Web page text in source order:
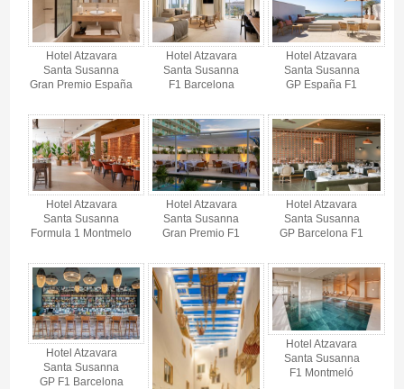
Hotel Atzavara
Santa Susanna
Gran Premio España
Hotel Atzavara
Santa Susanna
F1 Barcelona
Hotel Atzavara
Santa Susanna
GP España F1
Hotel Atzavara
Santa Susanna
Formula 1 Montmelo
Hotel Atzavara
Santa Susanna
Gran Premio F1
Hotel Atzavara
Santa Susanna
GP Barcelona F1
Hotel Atzavara
Santa Susanna
GP F1 Barcelona
Hotel Atzavara
Santa Susanna
F1 Montmeló